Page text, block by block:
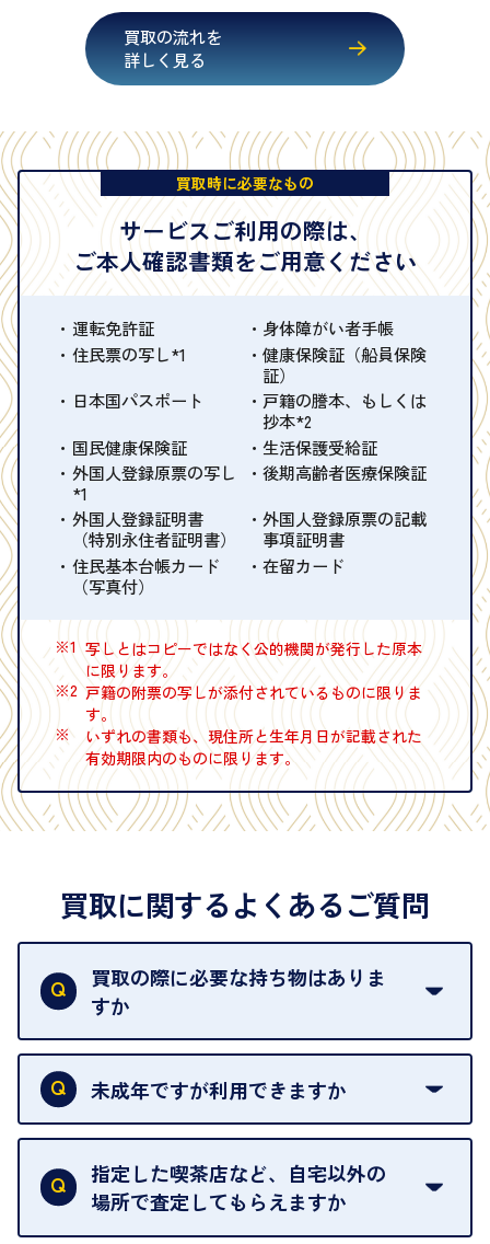
買取の流れを
詳しく見る
買取時に必要なもの
サービスご利用の際は、
ご本人確認書類をご用意ください
運転免許証
身体障がい者手帳
住民票の写し*1
健康保険証（船員保険
証）
日本国パスポート
戸籍の謄本、もしくは
抄本*2
国民健康保険証
生活保護受給証
外国人登録原票の写し
*1
後期高齢者医療保険証
外国人登録証明書
（特別永住者証明書）
外国人登録原票の記載
事項証明書
住民基本台帳カード
（写真付）
在留カード
※1 写しとはコピーではなく公的機関が発行した原本
に限ります。
※2 戸籍の附票の写しが添付されているものに限りま
す。
※
いずれの書類も、現住所と生年月日が記載された
有効期限内のものに限ります。
買取に関するよくあるご質問
買取の際に必要な持ち物はありま
すか
本人確認書類をご用意ください。ご利用になれる書
類はこちらをご確認ください。
未成年ですが利用できますか
18歳未満の方は、保護者の同意があってもご利用い
ただけません。
指定した喫茶店など、自宅以外の
場所で査定してもらえますか